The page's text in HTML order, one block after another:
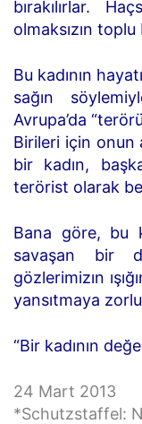
bırakılırlar.
olmaksızın
Bu kadının
sağın
Avrupa’da
Birileri için onun
bir kadın,
terörist olarak
Bana göre, bu
savaşan bir
gözlerimizın
yansıtmaya
“Bir kadının
24 Mart 2013
*Schutzstaffel: